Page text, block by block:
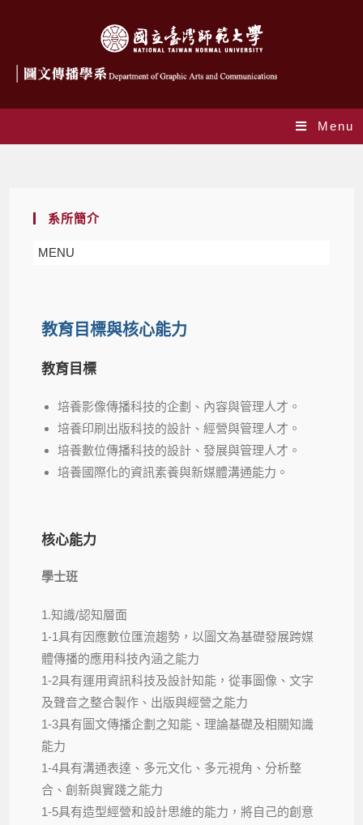
Menu
系所簡介
MENU
教育目標與核心能力
教育目標
培養影像傳播科技的企劃、內容與管理人才。
培養印刷出版科技的設計、經營與管理人才。
培養數位傳播科技的設計、發展與管理人才。
培養國際化的資訊素養與新媒體溝通能力。
核心能力
學士班
1.知識/認知層面
1-1具有因應數位匯流趨勢，以圖文為基礎發展跨媒
體傳播的應用科技內涵之能力
1-2具有運用資訊科技及設計知能，從事圖像、文字
及聲音之整合製作、出版與經營之能力
1-3具有圖文傳播企劃之知能、理論基礎及相關知識
能力
1-4具有溝通表達、多元文化、多元視角、分析整
合、創新與實踐之能力
1-5具有造型經營和設計思維的能力，將自己的創意